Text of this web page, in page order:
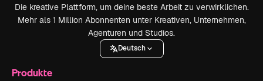
Die kreative Plattform, um deine beste Arbeit zu verwirklichen.
Mehr als 1 Million Abonnenten unter Kreativen, Unternehmen,
Agenturen und Studios.
Deutsch
Produkte